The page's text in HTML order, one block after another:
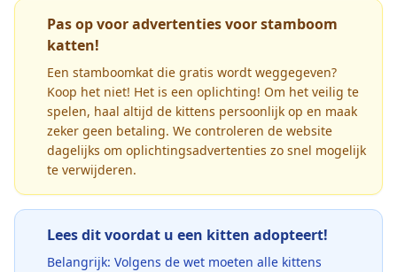
Pas op voor advertenties voor stamboom
katten!
Een stamboomkat die gratis wordt weggegeven?
Koop het niet! Het is een oplichting! Om het veilig te
spelen, haal altijd de kittens persoonlijk op en maak
zeker geen betaling. We controleren de website
dagelijks om oplichtingsadvertenties zo snel mogelijk
te verwijderen.
Lees dit voordat u een kitten adopteert!
Belangrijk: Volgens de wet moeten alle kittens